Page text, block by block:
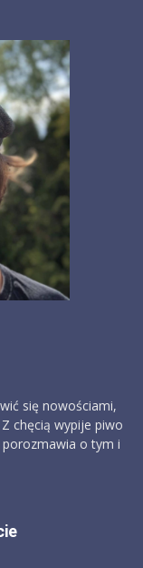
się nowościami,
chęcią wypije piwo
o tym i